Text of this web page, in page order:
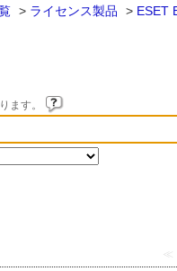
> ライセンス製品 > ESET
ます。
≪